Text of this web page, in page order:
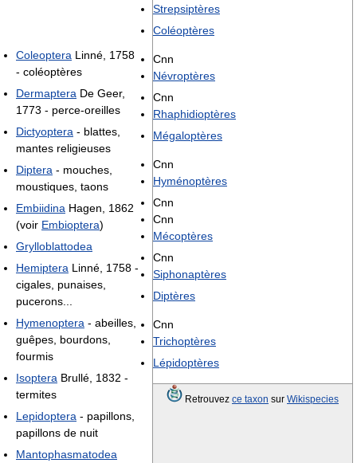
Strepsiptères
Coléoptères
Cnn
Névroptères
Cnn
Rhaphidioptères
Mégaloptères
Cnn
Hyménoptères
Cnn
Cnn
Mécoptères
Cnn
Siphonaptères
Diptères
Cnn
Trichoptères
Lépidoptères
Retrouvez ce taxon sur Wikispecies
Coleoptera Linné, 1758
- coléoptères
Dermaptera De Geer,
1773 - perce-oreilles
Dictyoptera - blattes,
mantes religieuses
Diptera - mouches,
moustiques, taons
Embiidina Hagen, 1862
(voir Embioptera)
Grylloblattodea
Hemiptera Linné, 1758 -
cigales, punaises,
pucerons...
Hymenoptera - abeilles,
guêpes, bourdons,
fourmis
Isoptera Brullé, 1832 -
termites
Lepidoptera - papillons,
papillons de nuit
Mantophasmatodea